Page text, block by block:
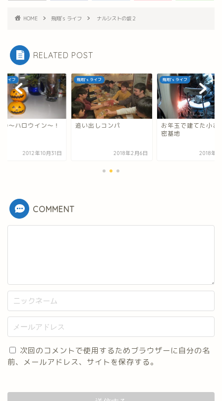
HOME 飛翔's ライフ ナルシストの坂２
RELATED POST
ライフ
の～ハロウイン～！
2012年10月31日
飛翔's ライフ
追い出しコンパ
2018年2月6日
飛翔's ライフ
お年玉で建てた小さ
密基地
2018年2
COMMENT
次回のコメントで使用するためブラウザーに自分の名
前、メールアドレス、サイトを保存する。